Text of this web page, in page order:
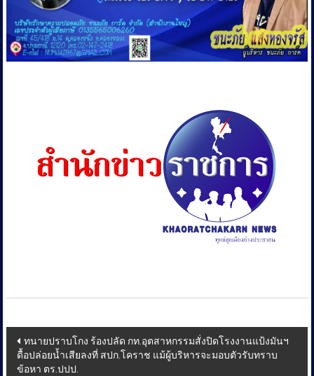
Post
navigation
ทนายปราบโกง ร้องปลัด กท.อุตสาหกรรมสั่งปิดโรงงานแป้งมันฯ
ดื้อปล่อยน้ำเสียลงที่ สปก.โคราช แม้ผู้บริหารจะมอบตัวรับทราบ
ข้อหา ตร.ปปป.